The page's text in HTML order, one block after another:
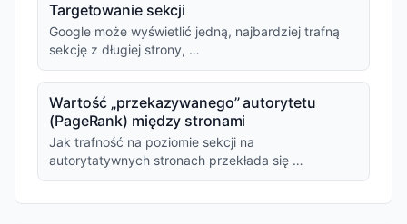
Targetowanie sekcji
Google może wyświetlić jedną, najbardziej trafną
sekcję z długiej strony, …
Wartość „przekazywanego” autorytetu
(PageRank) między stronami
Jak trafność na poziomie sekcji na
autorytatywnych stronach przekłada się …